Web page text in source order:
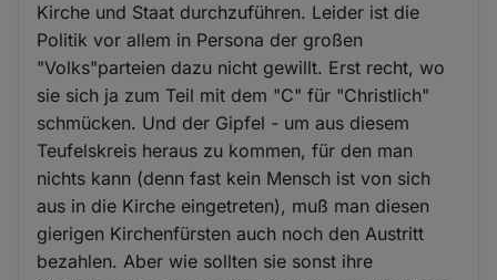
Kirche und Staat durchzuführen. Leider ist die
Politik vor allem in Persona der großen
"Volks"parteien dazu nicht gewillt. Erst recht, wo
sie sich ja zum Teil mit dem "C" für "Christlich"
schmücken. Und der Gipfel - um aus diesem
Teufelskreis heraus zu kommen, für den man
nichts kann (denn fast kein Mensch ist von sich
aus in die Kirche eingetreten), muß man diesen
gierigen Kirchenfürsten auch noch den Austritt
bezahlen. Aber wie sollten sie sonst ihre